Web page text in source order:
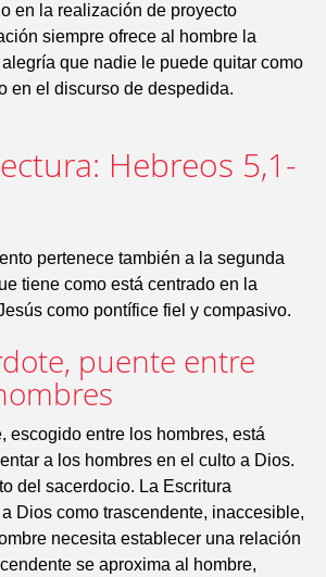
en la realización de proyecto
siempre ofrece al hombre la
que nadie le puede quitar como
en el discurso de despedida.
Hebreos 5,1-
pertenece también a la segunda
tiene como está centrado en la
como pontífice fiel y compasivo.
puente entre
escogido entre los hombres, está
a los hombres en el culto a Dios.
del sacerdocio. La Escritura
Dios como trascendente, inaccesible,
necesita establecer una relación
se aproxima al hombre,